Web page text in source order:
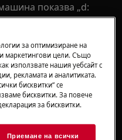
показва „d:
дисплея
продължава 3
не
за оптимизиране на
маркетингови цели. Също
използвате нашия уебсайт с
рекламата и аналитиката.
бисквитки“ се
бисквитки. За повече
за бисквитки.
Приемане на всички